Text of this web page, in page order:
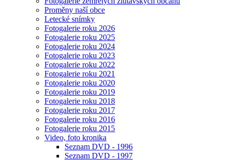
Proměny naší obce
Letecké snímky
Fotogalerie roku 2026
Fotogalerie roku 2025
Fotogalerie roku 2024
Fotogalerie roku 2023
Fotogalerie roku 2022
Fotogalerie roku 2021
Fotogalerie roku 2020
Fotogalerie roku 2019
Fotogalerie roku 2018
Fotogalerie roku 2017
Fotogalerie roku 2016
Fotogalerie roku 2015
Video, foto kronika
Seznam DVD - 1996
Seznam DVD - 1997